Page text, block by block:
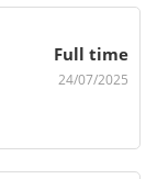
Full time
24/07/2025